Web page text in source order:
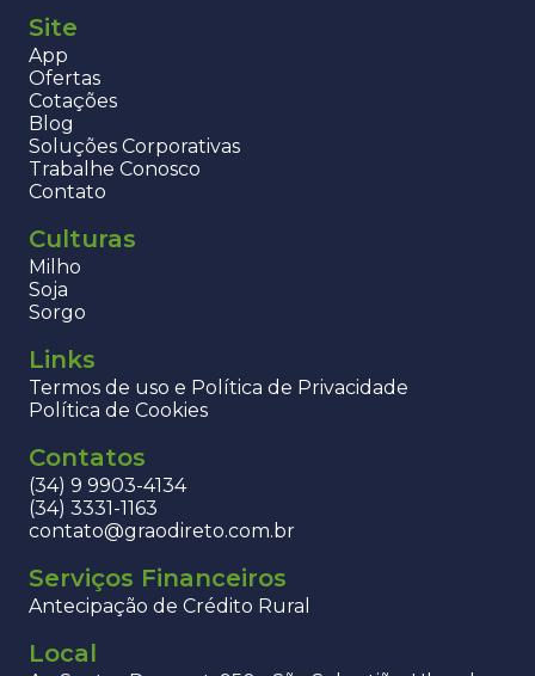
Site
App
Ofertas
Cotações
Blog
Soluções Corporativas
Trabalhe Conosco
Contato
Culturas
Milho
Soja
Sorgo
Links
Termos de uso e Política de Privacidade
Política de Cookies
Contatos
(34) 9 9903-4134
(34) 3331-1163
contato@graodireto.com.br
Serviços Financeiros
Antecipação de Crédito Rural
Local